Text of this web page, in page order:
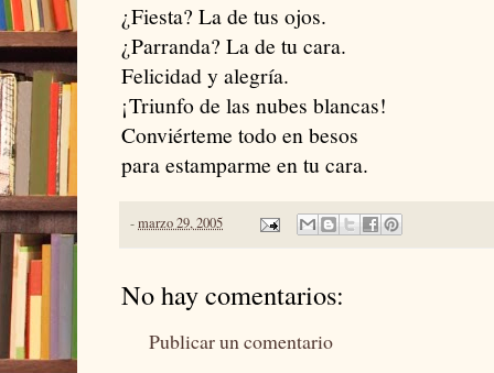
¿Fiesta? La de tus ojos.
¿Parranda? La de tu cara.
Felicidad y alegría.
¡Triunfo de las nubes blancas!
Conviérteme todo en besos
para estamparme en tu cara.
-marzo 29, 2005
No hay comentarios:
Publicar un comentario